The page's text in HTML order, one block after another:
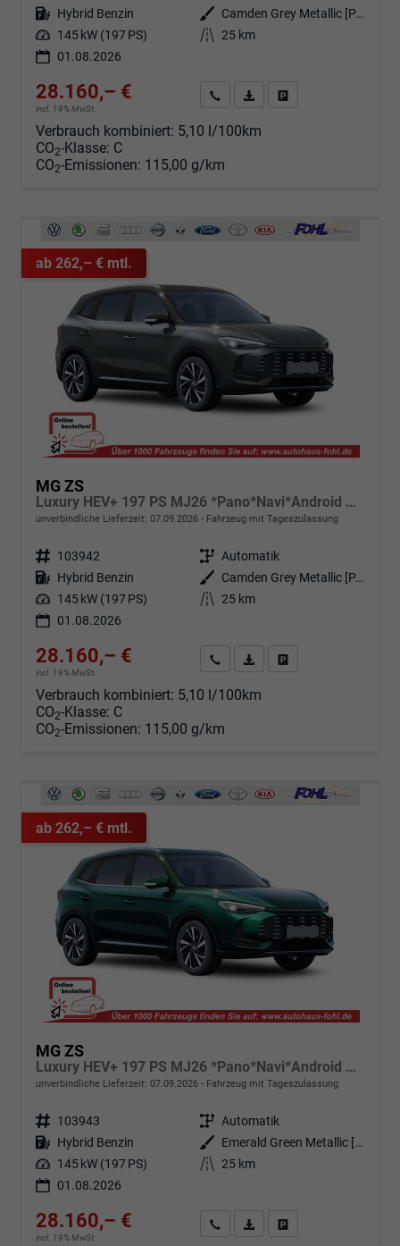
Kraftstoff Hybrid Benzin Außenfarbe
Camden Grey Metallic [PAG]
Leistung 145 kW (197 PS) Kilometerstand 25 km
01.08.2026
28.160,– €
incl. 19% MwSt.
Angebot anfordern
Fahrzeugexpose (PDF)
Verbrauch kombiniert: 5,10 l/100km
CO2-Klasse: C
CO2-Emissionen: 115,00 g/km
ab 262,– € mtl.
MG ZS
Luxury HEV+ 197 PS MJ26 *Pano*Navi*Android Auto*SHZ*360°*Kunstleder*Klimaauto*ACC
unverbindliche Lieferzeit: 07.09.2026 Fahrzeug mit Tageszulassung
Fahrzeugnr. 103942 Getriebe Automatik
Kraftstoff Hybrid Benzin Außenfarbe
Camden Grey Metallic [PAG]
Leistung 145 kW (197 PS) Kilometerstand 25 km
01.08.2026
28.160,– €
incl. 19% MwSt.
Angebot anfordern
Fahrzeugexpose (PDF)
Verbrauch kombiniert: 5,10 l/100km
CO2-Klasse: C
CO2-Emissionen: 115,00 g/km
ab 262,– € mtl.
MG ZS
Luxury HEV+ 197 PS MJ26 *Pano*Navi*Android Auto*SHZ*360°*Kunstleder*Klimaauto*ACC
unverbindliche Lieferzeit: 07.09.2026 Fahrzeug mit Tageszulassung
Fahrzeugnr. 103943 Getriebe Automatik
Kraftstoff Hybrid Benzin Außenfarbe
Emerald Green Metallic [GJY]
Leistung 145 kW (197 PS) Kilometerstand 25 km
01.08.2026
28.160,– €
incl. 19% MwSt.
Angebot anfordern
Fahrzeugexpose (PDF)